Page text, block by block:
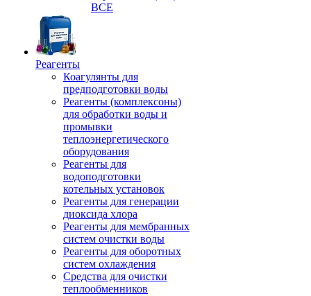
ВСЕ
Реагенты
Коагулянты для
предподготовки воды
Реагенты (комплексоны)
для обработки воды и
промывки
теплоэнергетического
оборудования
Реагенты для
водоподготовки
котельных установок
Реагенты для генерации
диоксида хлора
Реагенты для мембранных
систем очистки воды
Реагенты для оборотных
систем охлаждения
Средства для очистки
теплообменников